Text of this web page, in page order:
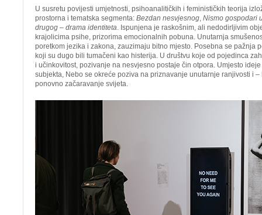
U susretu povijesti umjetnosti, psihoanalitičkih i feminističkih teorija
prostorna i tematska segmenta: Bezdan nesvjesnog, Nismo gospodari
drugog – drama identiteta. Ispunjena je raskošnim, ali nedodirljivim
krajolicima psihe, prizorima emocionalnih pobuna. Unutarnja
poretkom jezika i zakona, zauzimaju bitno mjesto. Posebna se pažnja
koji su dugo bili tumačeni kao histerija. U društvu koje od pojedinca
i učinkovitost, pozivanje na nesvjesno postaje čin otpora. Umjesto
subjekta, Nebo se okreće poziva na priznavanje unutarnje ranjivosti i
ponovno začaravanje svijeta.